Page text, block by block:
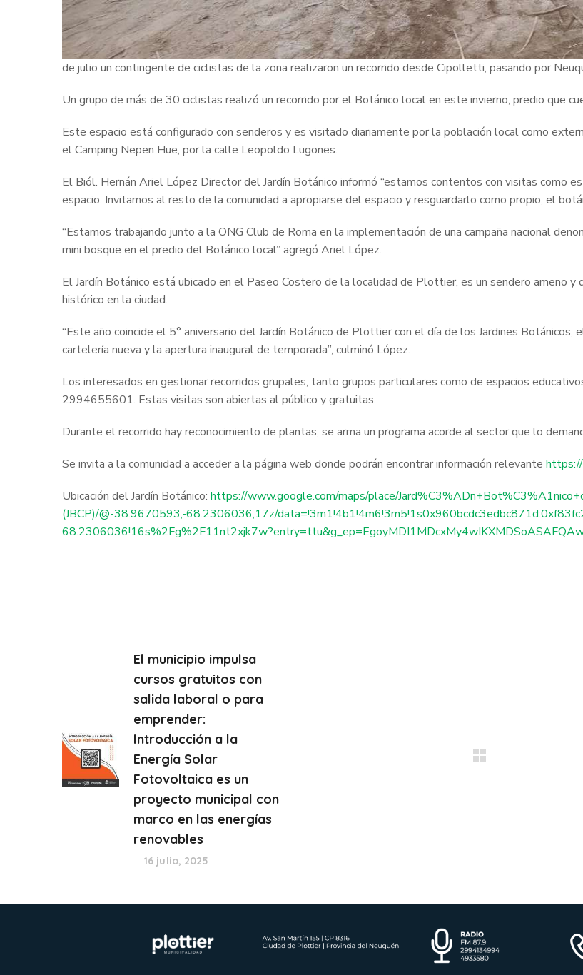
de julio un contingente de ciclistas de la zona realizaron un recorrido desde Cipolletti, pasando por
Un grupo de más de 30 ciclistas realizó un recorrido por el Botánico local en este invierno, predio que
Este espacio está configurado con senderos y es visitado diariamente por la población local como
el Camping Nepen Hue, por la calle Leopoldo Lugones.
El Biól. Hernán Ariel López Director del Jardín Botánico informó “estamos contentos con visitas como
espacio. Invitamos al resto de la comunidad a apropiarse del espacio y resguardarlo como propio, el
“Estamos trabajando junto a la ONG Club de Roma en la implementación de una campaña nacional
mini bosque en el predio del Botánico local” agregó Ariel López.
El Jardín Botánico está ubicado en el Paseo Costero de la localidad de Plottier, es un sendero ameno y
histórico en la ciudad.
“Este año coincide el 5° aniversario del Jardín Botánico de Plottier con el día de los Jardines
cartelería nueva y la apertura inaugural de temporada”, culminó López.
Los interesados en gestionar recorridos grupales, tanto grupos particulares como de espacios
2994655601. Estas visitas son abiertas al público y gratuitas.
Durante el recorrido hay reconocimiento de plantas, se arma un programa acorde al sector que lo
Se invita a la comunidad a acceder a la página web donde podrán encontrar información relevante
Ubicación del Jardín Botánico: https://www.google.com/maps/place/
(JBCP)/@-38.9670593,-68.2306036,17z/
El municipio impulsa
cursos gratuitos con
salida laboral o para
emprender:
Introducción a la
Energía Solar
Fotovoltaica es un
proyecto municipal con
marco en las energías
renovables
16 julio, 2025